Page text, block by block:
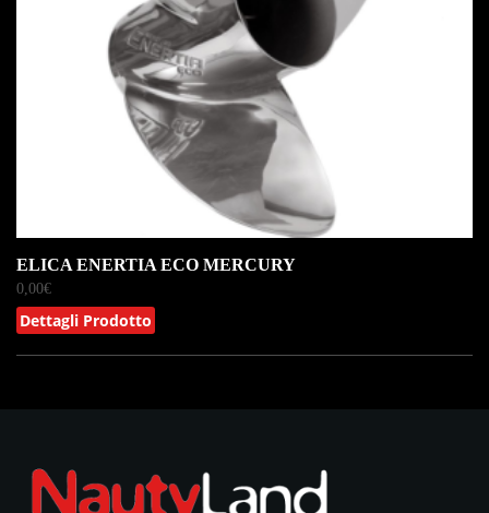
ELICA ENERTIA ECO MERCURY
0,00€
Dettagli Prodotto